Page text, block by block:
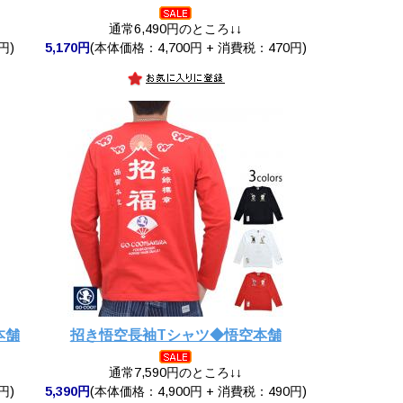
)
通常6,490円のところ↓↓
5,170円(本体価格：4,700円 + 消費税：470円)
舗
)
招き悟空長袖Tシャツ◆悟空本舗
通常7,590円のところ↓↓
5,390円(本体価格：4,900円 + 消費税：490円)